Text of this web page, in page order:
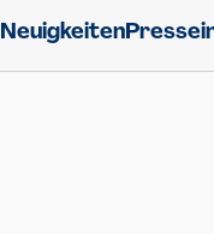
Neuigkeiten